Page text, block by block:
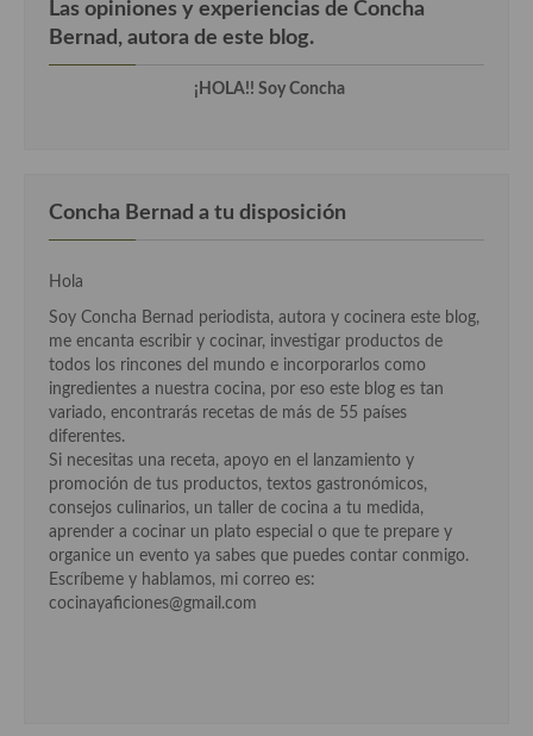
Cocina Navarra
Cocina Europea
Cocina Belga
Cocina Britanica
Cocina Bulgara
Cocina Danesa
Cocina de la Republica Checa
Cocina de Polonia
Las opiniones y experiencias de Concha
Bernad, autora de este blog.
¡HOLA!! Soy Concha
Concha Bernad a tu disposición
Hola
Soy Concha Bernad periodista, autora y cocinera este blog,
me encanta escribir y cocinar, investigar productos de
todos los rincones del mundo e incorporarlos como
ingredientes a nuestra cocina, por eso este blog es tan
variado, encontrarás recetas de más de 55 países
diferentes.
Si necesitas una receta, apoyo en el lanzamiento y
promoción de tus productos, textos gastronómicos,
consejos culinarios, un taller de cocina a tu medida,
aprender a cocinar un plato especial o que te prepare y
organice un evento ya sabes que puedes contar conmigo.
Escríbeme y hablamos, mi correo es:
cocinayaficiones@gmail.com